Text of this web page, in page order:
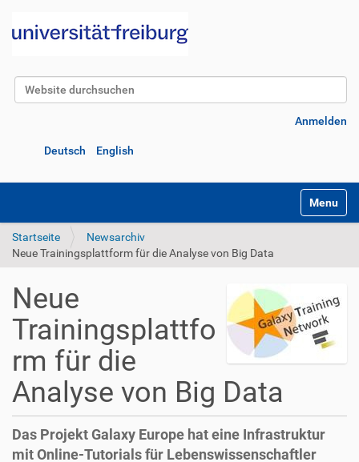
Website durchsuchen
Anmelden
Deutsch English
Startseite
Newsarchiv
Neue Trainingsplattform für die Analyse von Big Data
Neue
Trainingsplattfo
rm für die
Analyse von Big Data
Das Projekt Galaxy Europe hat eine Infrastruktur
mit Online-Tutorials für Lebenswissenschaftler